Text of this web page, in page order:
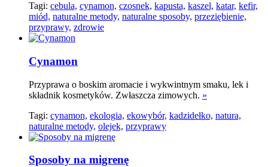
Tagi: cebula, cynamon, czosnek, kapusta, kaszel, katar, kefir,
miód, naturalne metody, naturalne sposoby, przeziębienie,
przyprawy, zdrowie
Cynamon
Przyprawa o boskim aromacie i wykwintnym smaku, lek i
składnik kosmetyków. Zwłaszcza zimowych. »
Tagi: cynamon, ekologia, ekowybór, kadzidełko, natura,
naturalne metody, olejek, przyprawy
Sposoby na migrenę